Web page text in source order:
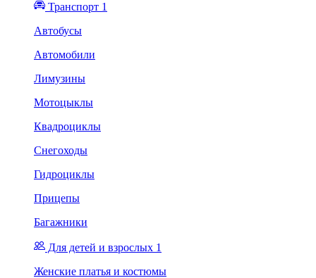
Транспорт 1
Автобусы
Автомобили
Лимузины
Мотоцыклы
Квадроциклы
Снегоходы
Гидроциклы
Прицепы
Багажники
Для детей и взрослых 1
Женские платья и костюмы